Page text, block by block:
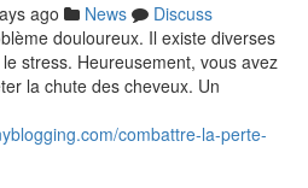
ago News
Discuss
douloureux. Il existe diverses
stress. Heureusement, vous avez
la chute des cheveux. Un
combattre-la-perte-